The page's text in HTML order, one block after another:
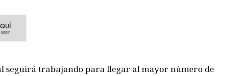
seguirá trabajando para llegar almayor número de